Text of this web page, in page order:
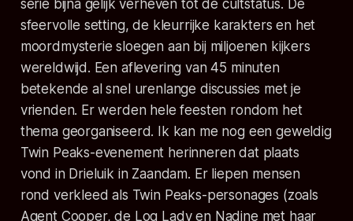
serie bijna gelijk verheven tot de cultstatus. De
sfeervolle setting, de kleurrijke karakters en het
moordmysterie sloegen aan bij miljoenen kijkers
wereldwijd. Een aflevering van 45 minuten
betekende al snel urenlange discussies met je
vrienden. Er werden hele feesten rondom het
thema georganiseerd. Ik kan me nog een geweldig
Twin Peaks-evenement herinneren dat plaats
vond in Drieluik in Zaandam. Er liepen mensen
rond verkleed als Twin Peaks-personages (zoals
Agent Cooper, de Log Lady en Nadine met haar